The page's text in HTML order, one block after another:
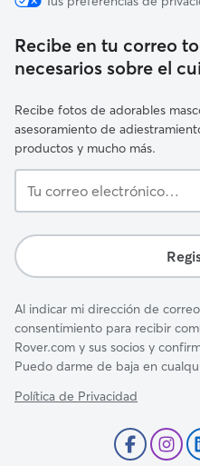
Recibe en tu correo
necesarios sobre el
Recibe fotos de adorables
asesoramiento de
productos y mucho más.
correo
Al indicar mi dirección de
consentimiento para recibir
Rover.com y sus socios y
Puedo darme de baja en
Política de Privacidad